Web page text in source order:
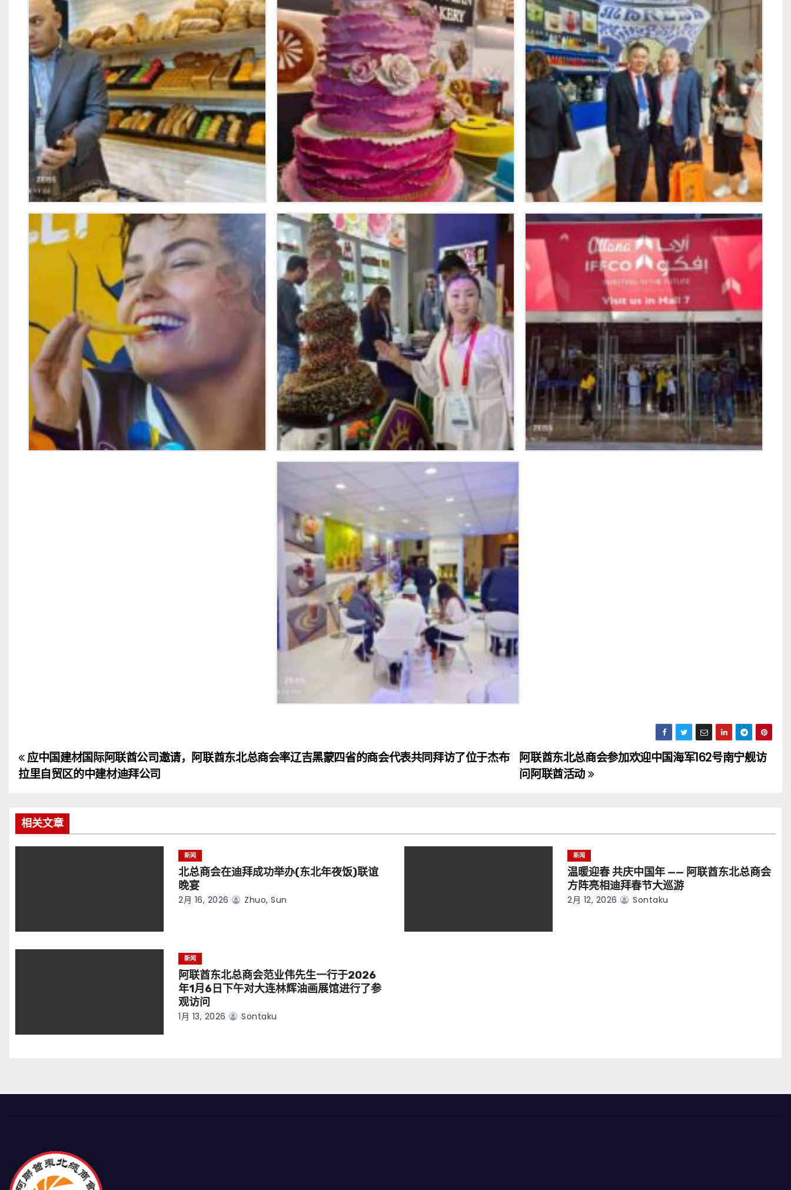
文
章
导
航
阿联酋东北总商会参加欢迎中国海军162号南宁舰访
问阿联酋活动
应中国建材国际阿联酋公司邀请，阿联酋东北总商会率辽吉黑蒙四省的商会代表共同拜访了位于杰布
拉里自贸区的中建材迪拜公司
相关文章
新闻
北总商会在迪拜成功举办(东北年夜饭)联谊
晚宴
2月 16, 2026 Zhuo, Sun
新闻
温暖迎春 共庆中国年 —— 阿联酋东北总商会
方阵亮相迪拜春节大巡游
2月 12, 2026 Sontaku
新闻
阿联酋东北总商会范业伟先生一行于2026
年1月6日下午对大连林辉油画展馆进行了参
观访问
1月 13, 2026 Sontaku